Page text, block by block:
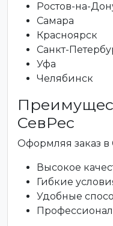
Ростов-на-
Самара
Красноярск
Санкт-
Уфа
Челябинск
СевРес
Оформляя заказ в
Высокое
Гибкие
Удобные